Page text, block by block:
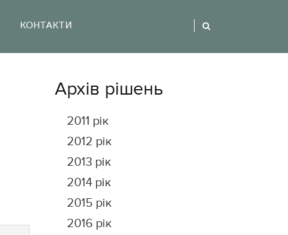
КОНТАКТИ
Архів рішень
2011 рік
2012 рік
2013 рік
2014 рік
2015 рік
2016 рік